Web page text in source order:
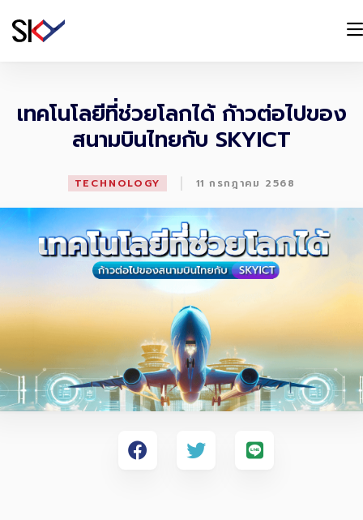
เทคโนโลยีที่ช่วยโลกได้ ก้าวต่อไปของ
สนามบินไทยกับ SKYICT
TECHNOLOGY | 11 กรกฎาคม 2568